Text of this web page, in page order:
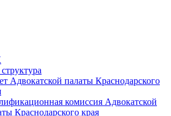
Адвокатской палаты Краснодарского
комиссия Адвокатской
Краснодарского края